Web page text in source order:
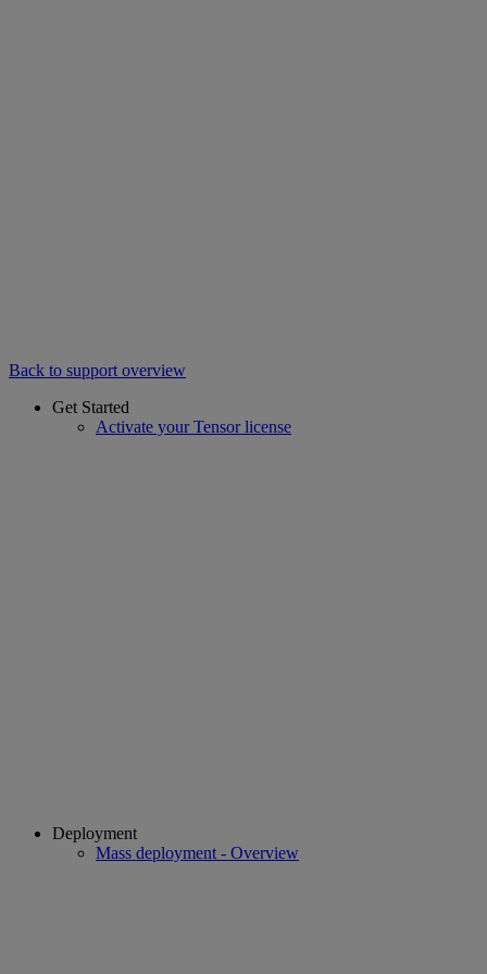
Back to support overview
Get Started
Activate your Tensor license
Deployment
Mass deployment - Overview